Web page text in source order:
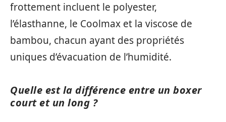
frottement incluent le polyester,
l’élasthanne, le Coolmax et la viscose de
bambou, chacun ayant des propriétés
uniques d’évacuation de l’humidité.
Quelle est la différence entre un boxer
court et un long ?